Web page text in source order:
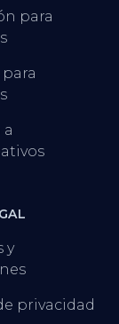
para
y
privacidad